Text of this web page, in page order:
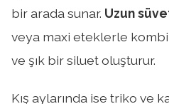
bir arada sunar. Uzun
veya maxi eteklerle
ve şık bir siluet oluşturur.
Kış aylarında ise triko ve